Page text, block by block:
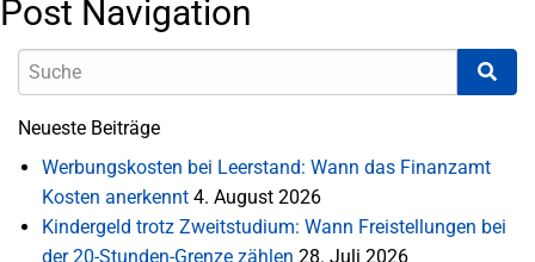
Post Navigation
Neueste Beiträge
Werbungskosten bei Leerstand: Wann das Finanzamt
Kosten anerkennt 4. August 2026
Kindergeld trotz Zweitstudium: Wann Freistellungen bei
der 20-Stunden-Grenze zählen 28. Juli 2026